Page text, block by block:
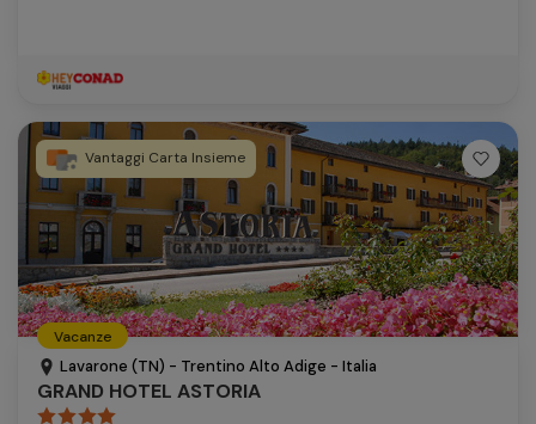
Vantaggi Carta Insieme
Vacanze
Lavarone (TN) - Trentino Alto Adige - Italia
GRAND HOTEL ASTORIA